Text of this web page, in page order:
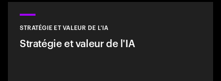
STRATÉGIE ET VALEUR DE L'IA
Stratégie et valeur de l'IA